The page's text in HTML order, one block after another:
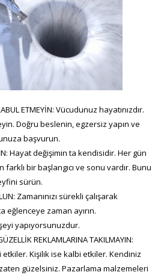
ETMEYİN: Vücudunuz hayatınızdır.
Doğru beslenin, egzersiz yapın ve
başvurun.
Hayat değişimin ta kendisidir. Her gün
bir başlangıcı ve sonu vardır. Bunu
sürün.
Zamanınızı sürekli çalışarak
eğlenceye zaman ayırın.
yapıyorsunuzdur.
REKLAMLARINA TAKILMAYIN:
Kişilik ise kalbi etkiler. Kendiniz
güzelsiniz. Pazarlama malzemeleri